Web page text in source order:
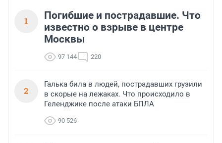
1
Погибшие и пострадавшие. Что
известно о взрыве в центре
Москвы
97 144 220
2
Галька била в людей, пострадавших грузили
в скорые на лежаках. Что происходило в
Геленджике после атаки БПЛА
90 526